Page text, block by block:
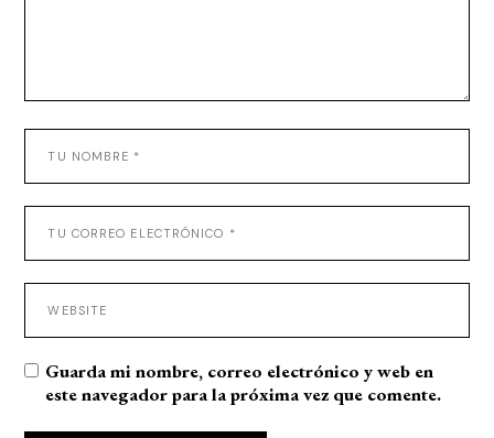
Guarda mi nombre, correo electrónico y web en
este navegador para la próxima vez que comente.